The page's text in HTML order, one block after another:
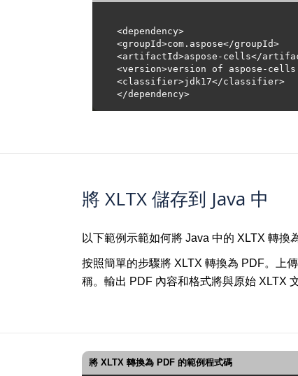
將 XLTX 儲存到 Java 中
以下範例示範如何將 Java 中的 XLTX 轉換
按照簡單的步驟將 XLTX 轉換為 PDF。上
稱。輸出 PDF 內容和格式將與原始 XLTX
將 XLTX 轉換為 PDF 的範例程式碼